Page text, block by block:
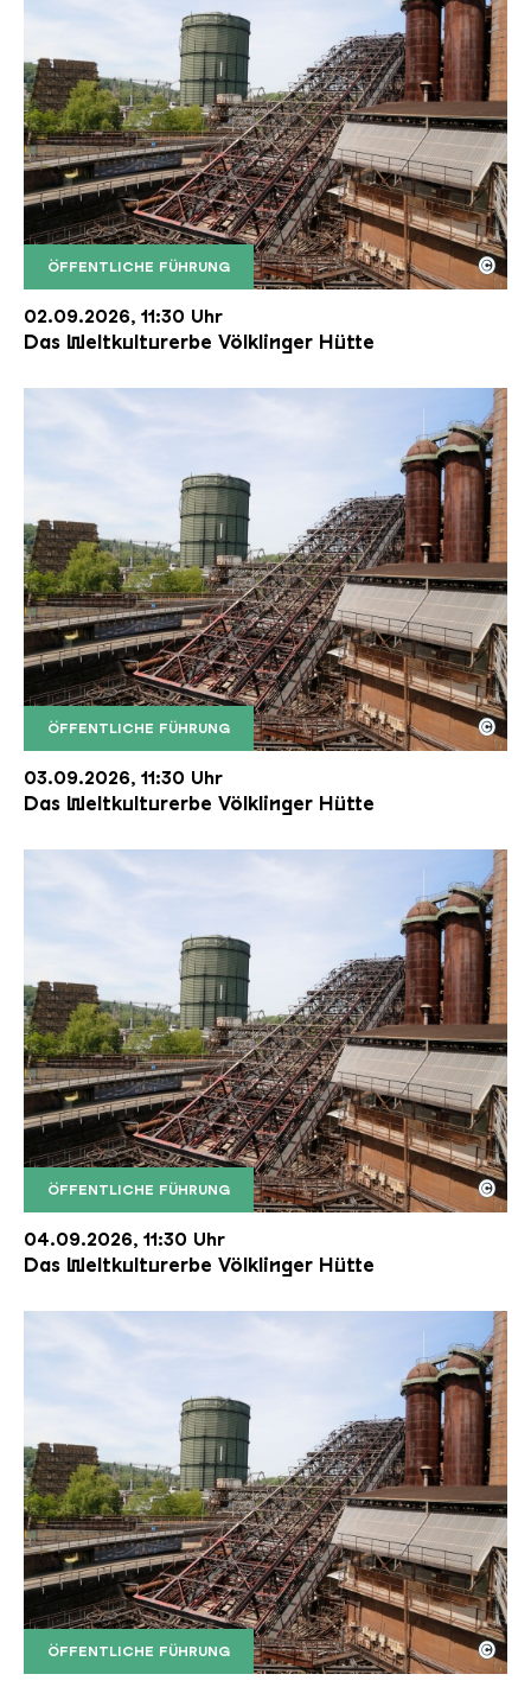
ÖFFENTLICHE FÜHRUNG
Der Erzschrägaufzug der Völklinger Hütte mit
Copyright: Weltkulturerbe Völklinger Hütte | Karl
©
02.09.2026, 11:30 Uhr
Das Weltkulturerbe Völklinger Hütte
ÖFFENTLICHE FÜHRUNG
Der Erzschrägaufzug der Völklinger Hütte mit
Copyright: Weltkulturerbe Völklinger Hütte | Karl
©
03.09.2026, 11:30 Uhr
Das Weltkulturerbe Völklinger Hütte
ÖFFENTLICHE FÜHRUNG
Der Erzschrägaufzug der Völklinger Hütte mit
Copyright: Weltkulturerbe Völklinger Hütte | Karl
©
04.09.2026, 11:30 Uhr
Das Weltkulturerbe Völklinger Hütte
ÖFFENTLICHE FÜHRUNG
Der Erzschrägaufzug der Völklinger Hütte mit
Copyright: Weltkulturerbe Völklinger Hütte | Karl
©